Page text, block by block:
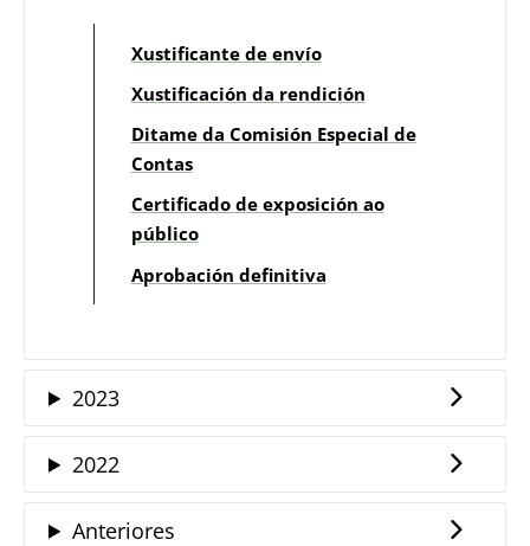
Xustificante de envío
Xustificación da rendición
Ditame da Comisión Especial de
Contas
Certificado de exposición ao
público
Aprobación definitiva
2023
2022
Anteriores